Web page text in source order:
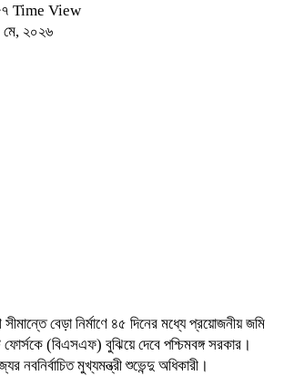
Time View
২০২৬
বেড়া নির্মাণে ৪৫ দিনের মধ্যে প্রয়োজনীয় জমি
ফোর্সকে (বিএসএফ) বুঝিয়ে দেবে পশ্চিমবঙ্গ সরকার।
নবনির্বাচিত মুখ্যমন্ত্রী শুভেন্দু অধিকারী।